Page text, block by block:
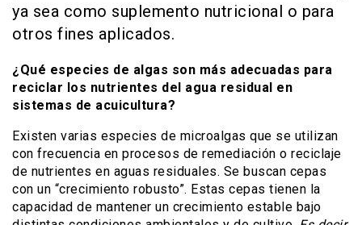
ya sea como suplemento nutricional o para
otros fines aplicados.
¿Qué especies de algas son más adecuadas para
reciclar los nutrientes del agua residual en
sistemas de acuicultura?
Existen varias especies de microalgas que se utilizan
con frecuencia en procesos de remediación o reciclaje
de nutrientes en aguas residuales. Se buscan cepas
con un “crecimiento robusto”. Estas cepas tienen la
capacidad de mantener un crecimiento estable bajo